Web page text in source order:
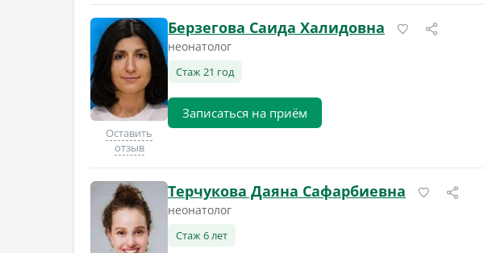
Оставить
отзыв
Берзегова Саида Халидовна
неонатолог
Стаж 21 год
Записаться на приём
Терчукова Даяна Сафарбиевна
неонатолог
Стаж 6 лет